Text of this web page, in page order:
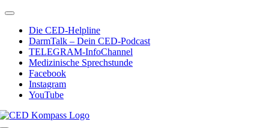
Zum
springen
Toggle
NavigationDie CED-Helpline
DarmTalk – Dein CED-Podcast
TELEGRAM-InfoChannel
Medizinische Sprechstunde
Facebook
Instagram
YouTube